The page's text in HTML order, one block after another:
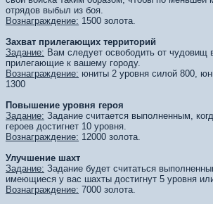
отрядов выбыл из боя.
Вознаграждение: 1500 золота.
Захват прилегающих территорий
Задание: Вам следует освободить от чудовищ
прилегающие к вашему городу.
Вознаграждение: юниты 2 уровня силой 800,
1300
Повышение уровня героя
Задание: Задание считается выполненным,
героев достигнет 10 уровня.
Вознаграждение: 12000 золота.
Улучшение шахт
Задание: Задание будет считаться
имеющиеся у вас шахты достигнут 5 уровня
Вознаграждение: 7000 золота.